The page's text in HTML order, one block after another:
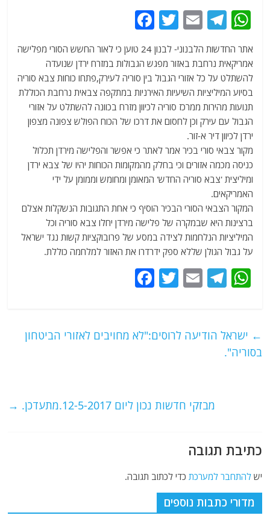
W
at
s
A
p
p
T
el
e
g
ra
m
E
m
ai
l
T
itt
er
c
e
b
o
k
אתר החדשות הלבנוני- לבנון 24 טוען כי לאור החשש הסורי מפלישה
אמריקאית נרחבת באזור מפגש הגבולות במזרח ירדן שנועדה
להשתלט על כל אזורי הגבול בין סוריה לעירק,פתחו כוחות צבא סוריה
בסיוע המיליציות השיעיות האירניות במתקפה צבאית נרחבת הכוללת
תנועות מהירות ממרכז סוריה לכיוון מזרח בכוונה להשתלט על אזורי
הגבול עם עירק וכן לחסום את דרכו של הכוח הפולש צפונה מצפון
ירדן לכיוון דיר א-זור.
מקור צבאי סורי בכיר אמר לאתר כי אפשר והפלישה מירדן תכלול
כניסה מכמה אזורים וכי בחלק מהמקומות הכוחות יהיו של צבא ירדן
ומיליצית 'צבא סוריה החדש' המאומן ומחומש וממומן על ידי
האמריקאים.
המקור הצבאי הסורי הבכיר הוסיף כי אחת התגובות הנשקלות אצלם
ברצינות היא שבמקרה של פלישה מירדן יחלו צבא סוריה וכל
המיליציות הנלחמות לצידה במסע של פרובוקציות קשות נגד ישראל
על גבול הגולן שללא ספק ידרדרו את האזור למלחמה כוללת.
W
s
A
T
g
E
l
T
er
e
k
← ישראל הודיעה לרוסים:"לא מחויבים לאזורי הביטחון
בסוריה".
מבזקי חדשות נכון ליום 12-5-2017.מתעדכן. →
כתיבת תגובה
ישלהתחבר למערכת כדי לכתוב תגובה.
מדורי כתבות נוספים